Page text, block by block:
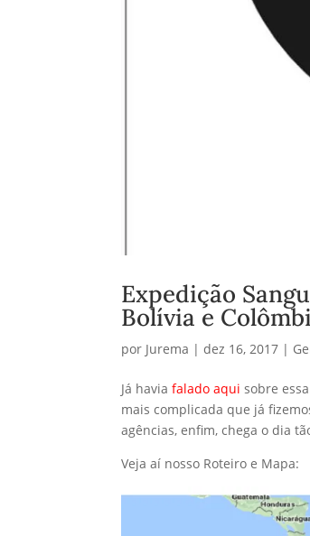
Expedição
Bolívia e
por Jurema |dez 16, 2017 |
Já haviafalado aqui sobre
mais complicada que já
agências, enfim, chega o dia
Veja aí nosso Roteiro e Mapa: